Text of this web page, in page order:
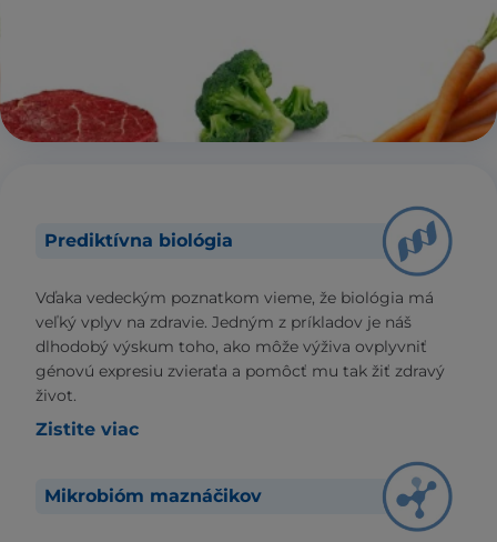
Prediktívna biológia
Vďaka vedeckým poznatkom vieme, že biológia má
veľký vplyv na zdravie. Jedným z príkladov je náš
dlhodobý výskum toho, ako môže výživa ovplyvniť
génovú expresiu zvieraťa a pomôcť mu tak žiť zdravý
život.
Zistite viac
Mikrobióm maznáčikov